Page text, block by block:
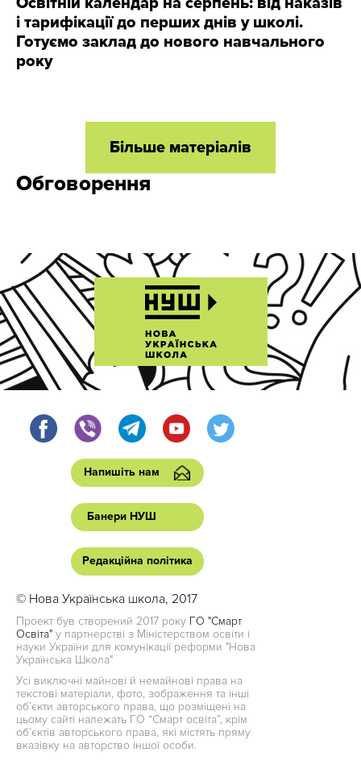
і тарифікації до перших днів у школі.
Готуємо заклад до нового навчального
року
Більше матеріалів
Обговорення
Напишіть нам
Банери НУШ
Редакційна політика
© Нова Українська школа, 2017
Проект був створений 2017 року ГО "Смарт
Освіта" у партнерстві з Міністерством освіти і
науки України для комунікації реформи "Нова
Українська Школа"
Усі виключні майнові й немайнові права на
текстові матеріали, фото, зображення та інші
об’єкти авторського права, що розміщені на
цьому сайті належать ГО “Смарт освіта”, крім
об’єктів авторського права, які містять пряму
вказівку на авторство іншої особи.